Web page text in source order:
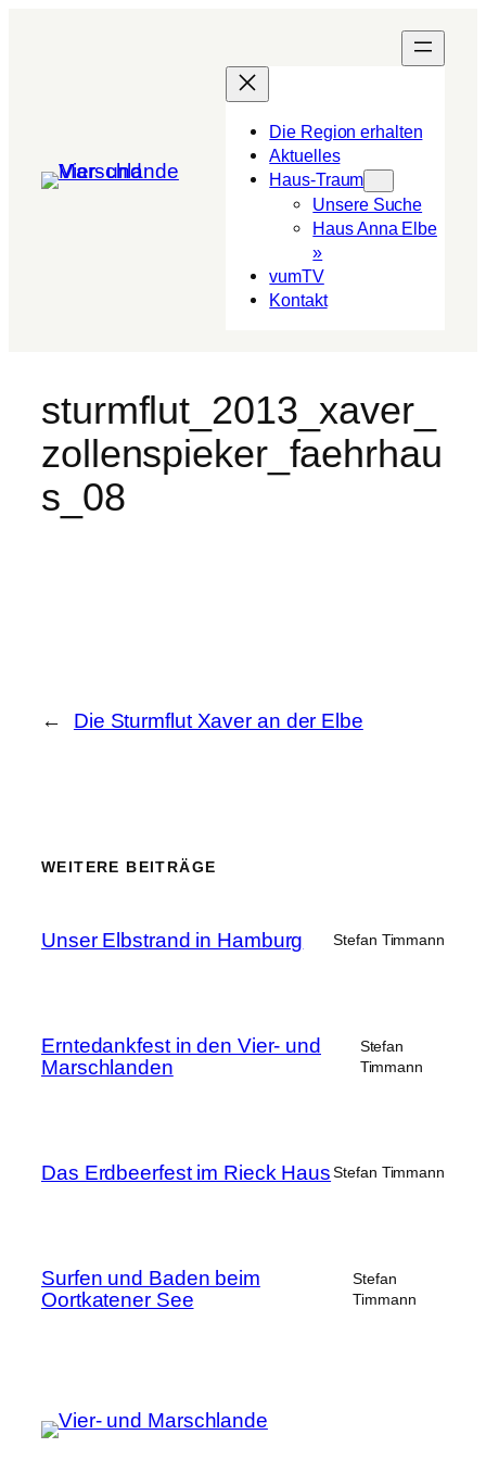
Die Region erhalten
Aktuelles
Haus-Traum
Unsere Suche
Haus Anna Elbe
»
vumTV
Kon­takt
sturmflut_2013_xaver_
zollenspieker_faehrhau
s_08
← Die Sturmflut Xaver an der Elbe
WEITERE BEITRÄGE
Unser Elbstrand in Hamburg Stefan Timmann
Erntedankfest in den Vier- und
Marschlanden
Stefan
Timmann
Das Erdbeerfest im Rieck Haus Stefan Timmann
Surfen und Baden beim
Oortkatener See
Stefan
Timmann